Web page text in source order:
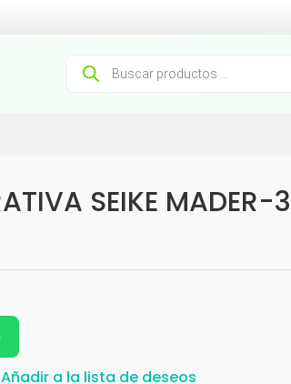
Búsqueda
productos
SEIKE MADER-
Añadir a la lista de deseos